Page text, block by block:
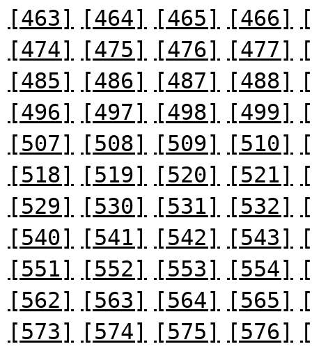
[463]
[464] [465] [466]
[474]
[475] [476] [477]
[485]
[486] [487] [488]
[496]
[497] [498] [499]
[507]
[508] [509] [510]
[518]
[519] [520] [521]
[529]
[530] [531] [532]
[540]
[541] [542] [543]
[551]
[552] [553] [554]
[562]
[563] [564] [565]
[573]
[574] [575] [576]